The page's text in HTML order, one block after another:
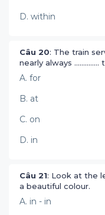
D. within
Câu 20: The train
nearly always ..............
A. for
B. at
C. on
D. in
Câu 21: Look at the
a beautiful colour.
A. in - in